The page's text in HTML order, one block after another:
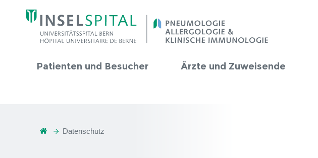
Patienten und Besucher Ärzte und Zuweisende
Datenschutz